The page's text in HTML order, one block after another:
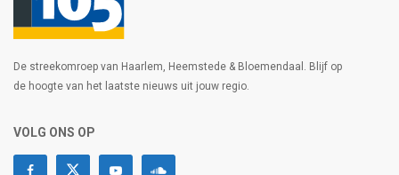
De streekomroep van Haarlem, Heemstede & Bloemendaal. Blijf op
de hoogte van het laatste nieuws uit jouw regio.
VOLG ONS OP